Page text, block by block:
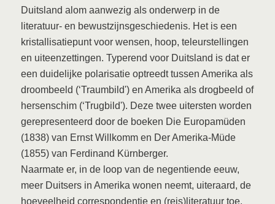
Duitsland alom aanwezig als onderwerp in de
literatuur- en bewustzijnsgeschiedenis. Het is een
kristallisatiepunt voor wensen, hoop, teleurstellingen
en uiteenzettingen. Typerend voor Duitsland is dat er
een duidelijke polarisatie optreedt tussen Amerika als
droombeeld (‘Traumbild') en Amerika als drogbeeld of
hersenschim (‘Trugbild'). Deze twee uitersten worden
gerepresenteerd door de boeken Die Europamüden
(1838) van Ernst Willkomm en Der Amerika-Müde
(1855) van Ferdinand Kürnberger.
Naarmate er, in de loop van de negentiende eeuw,
meer Duitsers in Amerika wonen neemt, uiteraard, de
hoeveelheid correspondentie en (reis)literatuur toe.